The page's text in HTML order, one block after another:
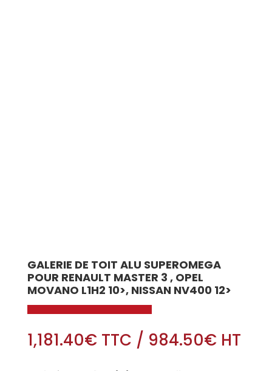
GALERIE DE TOIT ALU SUPEROMEGA
POUR RENAULT MASTER 3 , OPEL
MOVANO L1H2 10>, NISSAN NV400 12>
1,181.40€TTC / 984.50€HT